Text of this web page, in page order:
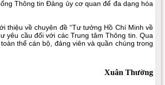
Thông tin Đảng ủy cơ quan để đa dạng hóa
thiệu về chuyên đề “Tư tưởng Hồ Chí Minh về
yêu cầu đối với các Trung tâm Thông tin. Qua
thể cán bộ, đảng viên và quần chúng trong
Xuân Thường